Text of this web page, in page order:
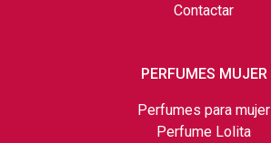
Contactar
PERFUMES MUJER
Perfumes para mujer
Perfume Lolita